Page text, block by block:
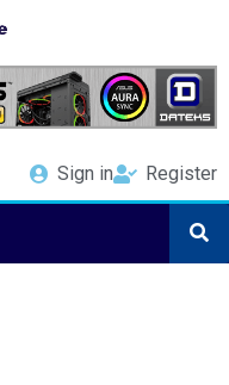
Sign in Register